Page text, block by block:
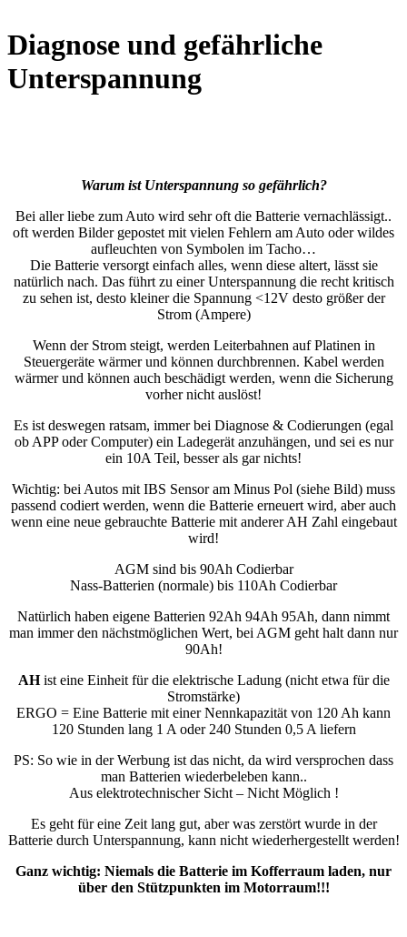
Diagnose und gefährliche
Unterspannung
Warum ist Unterspannung so gefährlich?
Bei aller liebe zum Auto wird sehr oft die Batterie vernachlässigt..
oft werden Bilder gepostet mit vielen Fehlern am Auto oder wildes
aufleuchten von Symbolen im Tacho…
Die Batterie versorgt einfach alles, wenn diese altert, lässt sie
natürlich nach. Das führt zu einer Unterspannung die recht kritisch
zu sehen ist, desto kleiner die Spannung <12V desto größer der
Strom (Ampere)
Wenn der Strom steigt, werden Leiterbahnen auf Platinen in
Steuergeräte wärmer und können durchbrennen. Kabel werden
wärmer und können auch beschädigt werden, wenn die Sicherung
vorher nicht auslöst!
Es ist deswegen ratsam, immer bei Diagnose & Codierungen (egal
ob APP oder Computer) ein Ladegerät anzuhängen, und sei es nur
ein 10A Teil, besser als gar nichts!
Wichtig: bei Autos mit IBS Sensor am Minus Pol (siehe Bild) muss
passend codiert werden, wenn die Batterie erneuert wird, aber auch
wenn eine neue gebrauchte Batterie mit anderer AH Zahl eingebaut
wird!
AGM sind bis 90Ah Codierbar
Nass-Batterien (normale) bis 110Ah Codierbar
Natürlich haben eigene Batterien 92Ah 94Ah 95Ah, dann nimmt
man immer den nächstmöglichen Wert, bei AGM geht halt dann nur
90Ah!
AHist eine Einheit für die elektrische Ladung (nicht etwa für die
Stromstärke)
ERGO = Eine Batterie mit einer Nennkapazität von 120 Ah kann
120 Stunden lang 1 A oder 240 Stunden 0,5 A liefern
PS: So wie in der Werbung ist das nicht, da wird versprochen dass
man Batterien wiederbeleben kann..
Aus elektrotechnischer Sicht – Nicht Möglich !
Es geht für eine Zeit lang gut, aber was zerstört wurde in der
Batterie durch Unterspannung, kann nicht wiederhergestellt werden!
Ganz wichtig: Niemals die Batterie im Kofferraum laden, nur
über den Stützpunkten im Motorraum!!!